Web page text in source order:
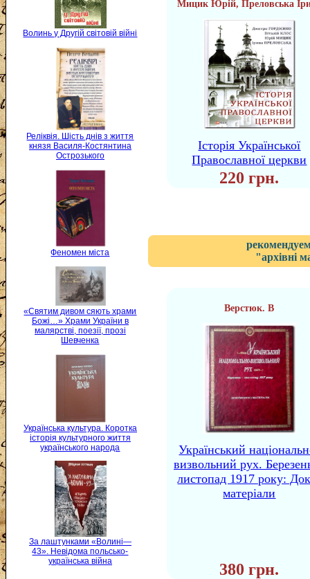
Волинь у Другій світовій війні
Реліквія. Шість днів з життя
князя Василя-Костянтина
Острозького
Феномен міста
«Святим дивом сяють храми
Божі…» Храми України в
малярстві, поезії, прозі
Шевченка
Українська культура. Коротка
історія культурного життя
українського народа
За лаштунками «Волині—
43». Невідома польсько-
українська війна
Мицик Юрій, Преловська
Історія Української
Православної церкви
220 грн.
"архівні
Верстюк. В
Український
визвольний рух.
листопад 1917 року:
матеріали
380 грн.